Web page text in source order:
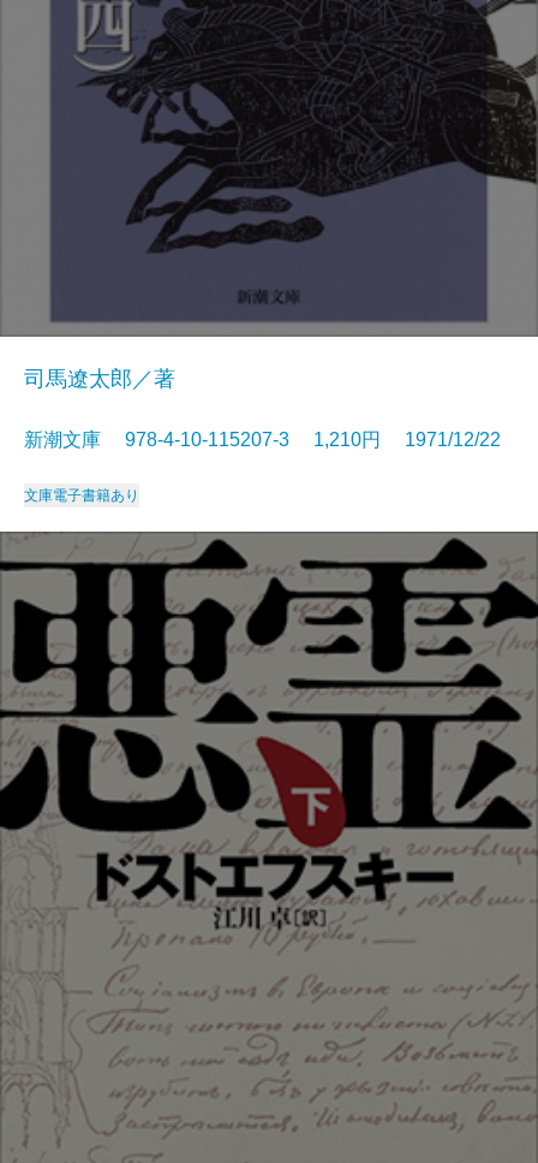
司馬遼太郎／著
新潮文庫 978-4-10-115207-3 1,210円 1971/12/22
文庫電子書籍あり